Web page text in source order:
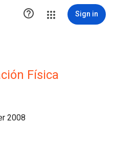
 Sign in
Física
2008